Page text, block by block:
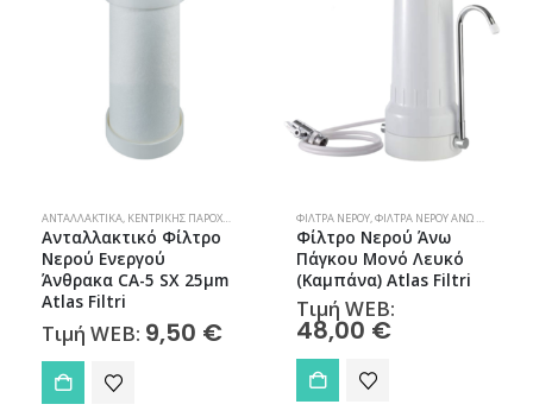
ΝΕΡΟΎ
ΑΝΤΑΛΛΑΚΤΙΚΆ, ΚΕΝΤΡΙΚΉΣ ΠΑΡΟΧΉΣ ΦΊΛΤΡΑ ΝΕΡΟΎ
Ανταλλακτικό Φίλτρο
Νερού Ενεργού
Άνθρακα CA-5 SX 25μm
Atlas Filtri
Τιμή WEB: 9,50 €
ΦΊΛΤΡΑ ΝΕΡΟΎ,ΦΊΛΤΡΑ ΝΕΡΟΎ ΆΝΩ ΠΆΓΚΟΥ
Φίλτρο Νερού Άνω
Πάγκου Μονό Λευκό
(Καμπάνα) Atlas Filtri
Τιμή WEB:
48,00 €